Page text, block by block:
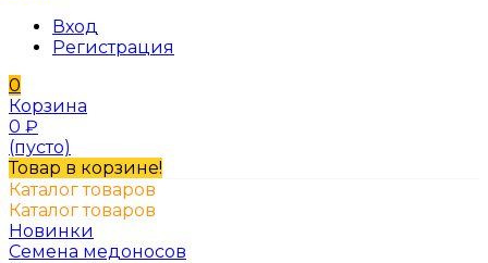
Вход
Регистрация
0
Корзина
0 ₽
(пусто)
Товар в корзине!
Каталог товаров
Каталог товаров
Новинки
Семена медоносов